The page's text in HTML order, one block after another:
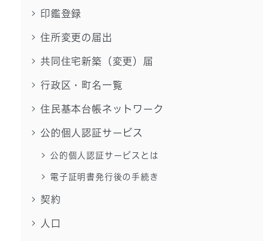
印鑑登録
住所変更の届出
共同住宅新築（変更）届
行政区・町名一覧
住民基本台帳ネットワーク
公的個人認証サービス
公的個人認証サービスとは
電子証明書発行後の手続き
契約
人口